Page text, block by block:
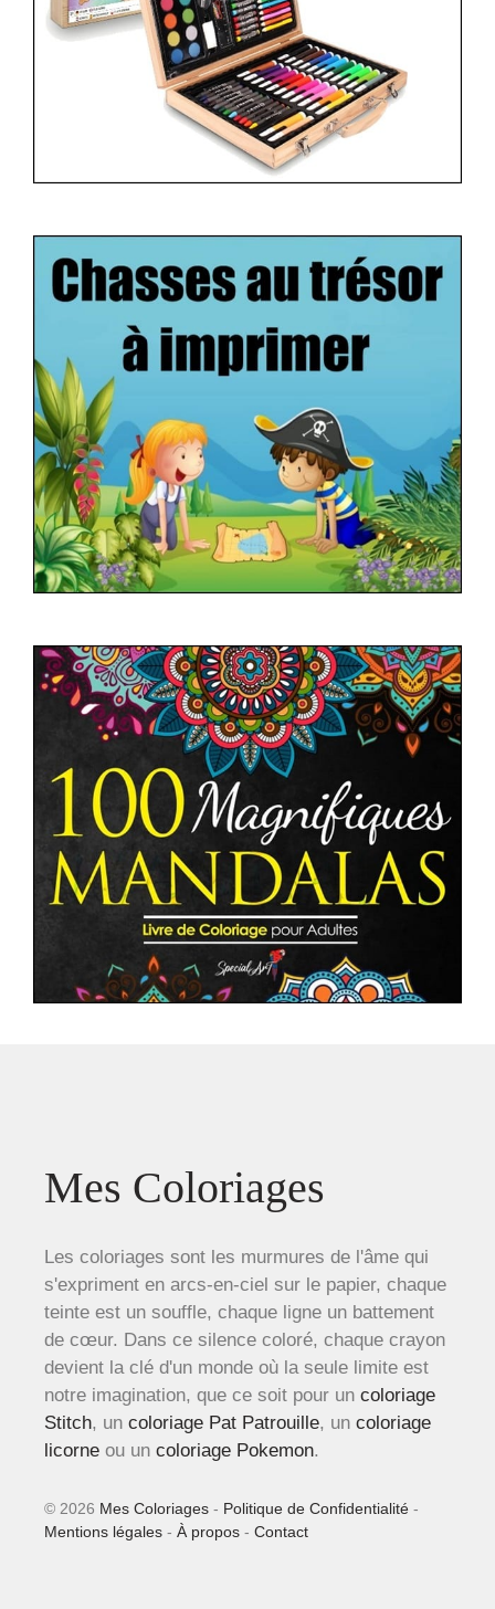
Mes Coloriages
Les coloriages sont les murmures de l'âme qui
s'expriment en arcs-en-ciel sur le papier, chaque
teinte est un souffle, chaque ligne un battement
de cœur. Dans ce silence coloré, chaque crayon
devient la clé d'un monde où la seule limite est
notre imagination, que ce soit pour un coloriage
Stitch, un coloriage Pat Patrouille, un coloriage
licorne ou un coloriage Pokemon.
© 2026 Mes Coloriages - Politique de Confidentialité -
Mentions légales - À propos - Contact